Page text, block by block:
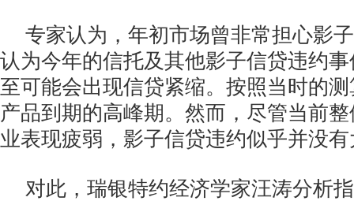
专家认为，年初市场曾非常担心影
认为今年的信托及其他影子信贷违约
至可能会出现信贷紧缩。按照当时的
产品到期的高峰期。然而，尽管当前
业表现疲弱，影子信贷违约似乎并没
对此，瑞银特约经济学家汪涛分析